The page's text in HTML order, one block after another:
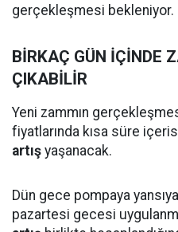
gerçekleşmesi bekleniyor.
BİRKAÇ GÜN İÇİNDE
ÇIKABİLİR
Yeni zammın
fiyatlarında kısa süre
artış yaşanacak.
Dün gece pompaya
pazartesi gecesi